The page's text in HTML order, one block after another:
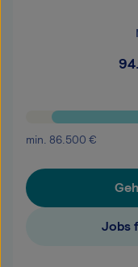
min. 86.500 €
Jobs